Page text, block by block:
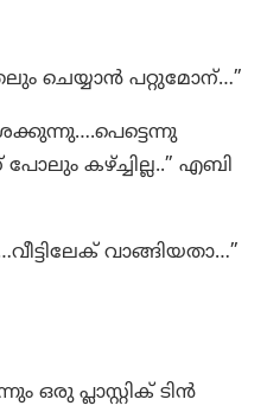
ചെയ്യാൻ പറ്റുമോന്…”
കഴ്ച്ചില്ല..” എബി
വാങ്ങിയതാ…”
ഒരു പ്ലാസ്റ്റിക് ടിൻ